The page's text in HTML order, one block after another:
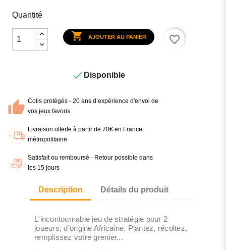
Quantité
 AJOUTER AU PANIER favorite_border
 Disponible
Colis protégés - 20 ans d’expérience d'envoi de
vos jeux favoris
Livraison offerte à partir de 70€ en France
métropolitaine
Satisfait ou remboursé - Retour possible dans
les 15 jours
Description Détails du produit
L'incontournable jeu de stratégie pour 2
joueurs, d’origine Africaine. Plantez, récoltez,
remplissez votre grenier...